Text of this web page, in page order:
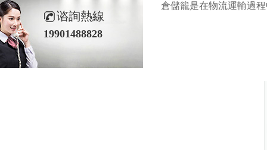
倉儲籠是在物流運輸過
谘詢熱線
19901488828